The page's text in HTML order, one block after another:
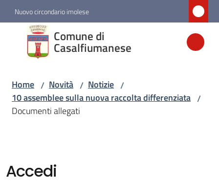
Vai al contenuto
Vai alla navigazione
Vai al footer
Nuovo circondario imolese
Comune di
Casalfiumanese
Comune di
Casalfiumanese
Amministrazione
Home / Novità / Notizie /
10 assemblee sulla nuova raccolta differenziata /
Documenti allegati
Accedi